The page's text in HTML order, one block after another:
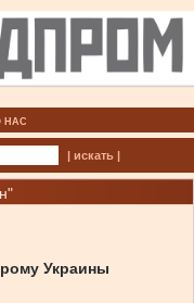
НАС
| искать |
Украины